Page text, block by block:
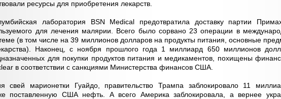
ресурсы для приобретения лекарств.
лаборатория BSN Medical предотвратила доставку партии
для лечения малярии. Всего было сорвано 23 операции в
(в том числе на 39 миллионов долларов на продукты питания, основные
Наконец, с ноября прошлого года 1 миллиард 650 миллионов
для покупки продуктов питания и медикаментов, похищены
в соответствии с санкциями Министерства финансов США.
свей марионетки Гуайдо, правительство Трампа заблокировало 11
поставленную США нефть. А всего Америка заблокировала, а вернее